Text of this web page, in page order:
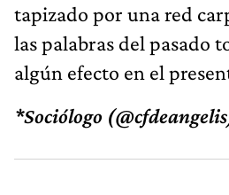
tapizado por una red
las palabras del pasado
algún efecto en el
*Sociólogo